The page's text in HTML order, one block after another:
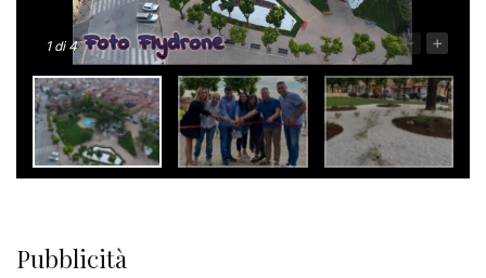
1di 4 - +
Pubblicità